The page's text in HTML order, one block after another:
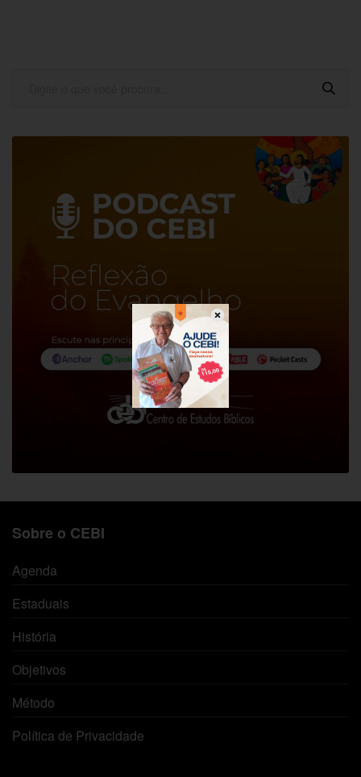
Sobre o CEBI
Agenda
Estaduais
História
Objetivos
Método
Política de Privacidade